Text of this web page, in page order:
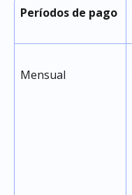
Períodos de pago
Mensual